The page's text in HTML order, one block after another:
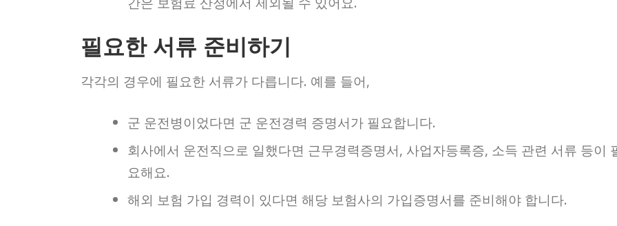
필요한 서류 준비하기
각각의 경우에 필요한 서류가 다릅니다. 예를 들어,
군 운전병이었다면 군 운전경력 증명서가 필요합니다.
회사에서 운전직으로 일했다면 근무경력증명서, 사업자등록증, 소득 관련 서류 등이
요해요.
해외 보험 가입 경력이 있다면 해당 보험사의 가입증명서를 준비해야 합니다.